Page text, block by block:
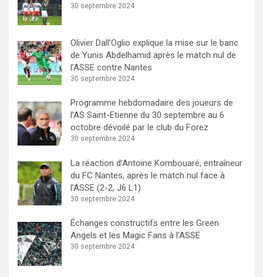
30 septembre 2024
Olivier Dall’Oglio explique la mise sur le banc
de Yunis Abdelhamid après le match nul de
l’ASSE contre Nantes
30 septembre 2024
Programme hebdomadaire des joueurs de
l’AS Saint-Etienne du 30 septembre au 6
octobre dévoilé par le club du Forez
30 septembre 2024
La réaction d’Antoine Kombouaré, entraîneur
du FC Nantes, après le match nul face à
l’ASSE (2-2, J6 L1)
30 septembre 2024
Échanges constructifs entre les Green
Angels et les Magic Fans à l’ASSE
30 septembre 2024